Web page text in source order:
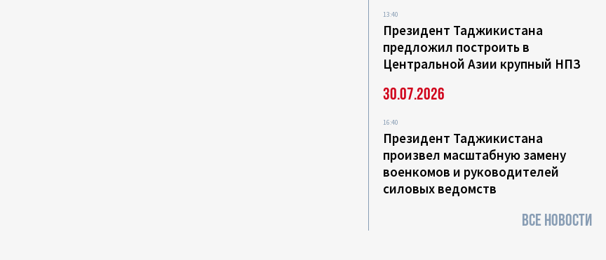
13:40
Президент Таджикистана
предложил построить в
Центральной Азии крупный НПЗ
30.07.2026
16:40
Президент Таджикистана
произвел масштабную замену
военкомов и руководителей
силовых ведомств
ВСЕ НОВОСТИ